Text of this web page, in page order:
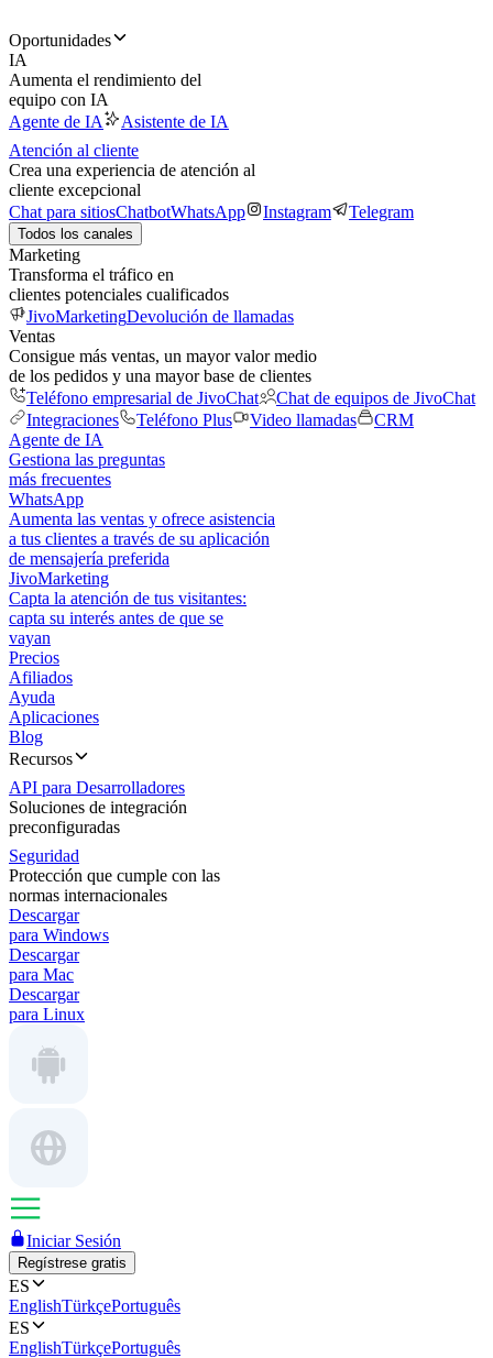
Oportunidades
IA
Aumenta el rendimiento del
equipo con IA
Agente de IA
Asistente de IA
Atención al cliente
Crea una experiencia de atención al
cliente excepcional
Chat para sitiosChatbotWhatsApp Instagram Telegram
Todos los canales
Marketing
Transforma el tráfico en
clientes potenciales cualificados
JivoMarketingDevolución de llamadas
Ventas
Consigue más ventas, un mayor valor medio
de los pedidos y una mayor base de clientes
Teléfono empresarial de JivoChat
Chat de equipos de JivoChat
Integraciones
Teléfono Plus Video llamadas
CRM
Agente de IA
Gestiona las preguntas
más frecuentes
WhatsApp
Aumenta las ventas y ofrece asistencia
a tus clientes a través de su aplicación
de mensajería preferida
JivoMarketing
Capta la atención de tus visitantes:
capta su interés antes de que se
vayan
Precios
Afiliados
Ayuda
Aplicaciones
Blog
Recursos
API para Desarrolladores
Soluciones de integración
preconfiguradas
Seguridad
Protección que cumple con las
normas internacionales
Descargar
para Windows
Descargar
para Mac
Descargar
para Linux
Iniciar Sesión
Regístrese gratis
ES
EnglishTürkçePortuguês
ES
EnglishTürkçePortuguês